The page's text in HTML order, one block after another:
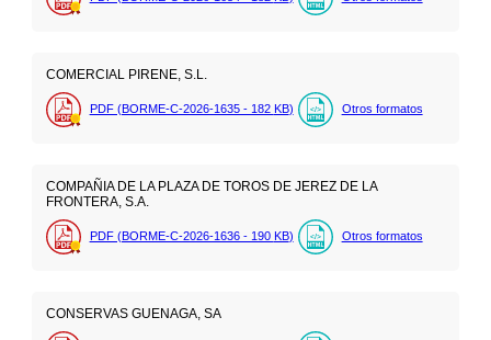
COMERCIAL PIRENE, S.L.
PDF (BORME-C-2026-1635 - 182 KB) Otros formatos
COMPAÑIA DE LA PLAZA DE TOROS DE JEREZ DE LA
FRONTERA, S.A.
PDF (BORME-C-2026-1636 - 190 KB) Otros formatos
CONSERVAS GUENAGA, SA